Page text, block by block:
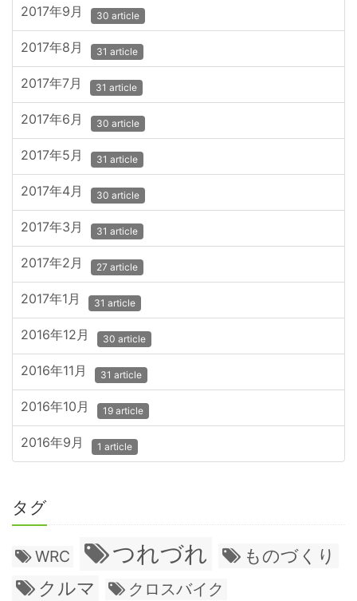
2017年9月 30 article
2017年8月 31 article
2017年7月 31 article
2017年6月 30 article
2017年5月 31 article
2017年4月 30 article
2017年3月 31 article
2017年2月 27 article
2017年1月 31 article
2016年12月 30 article
2016年11月 31 article
2016年10月 19 article
2016年9月 1 article
タグ
WRC つれづれ ものづくり
クルマ クロスバイク